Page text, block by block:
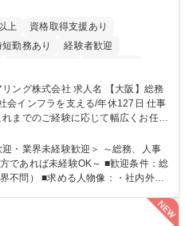
上
資格取得支援あり
短勤務あり
経験者歓迎
由 寮・社宅あり 食事補助あり
求人名 【大阪】総務
インフラを支える/年休127日 仕事
までのご経験に応じて幅広くお任せ
ど ※基本的には事務所勤務ですが、
圏以外への日帰り・宿泊を伴う国内
つつ、お互いに助け合いながら、総
・社会インフラを支える/年休127日
・業界未経験歓迎＞ ～総務、人事
であれば未経験OK～ ■歓迎条件：総
：・社内外の
・人事総務領域に興味がありゼネラ